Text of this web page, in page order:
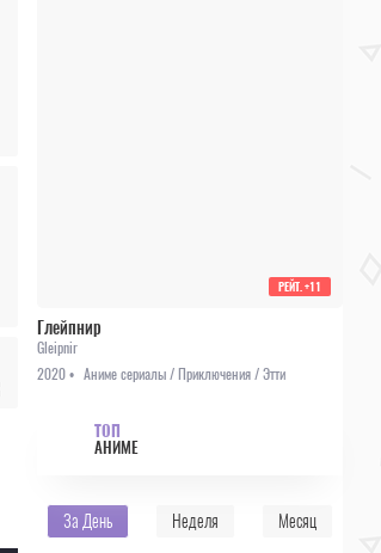
Глейпнир
Gleipnir
2020 • Аниме сериалы / Приключения / Этти
РЕЙТ. +11
ТОП
АНИМЕ
За День Неделя Месяц